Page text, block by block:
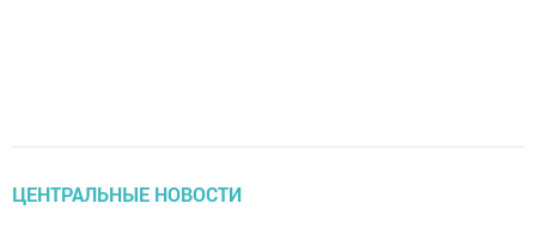
ЦЕНТРАЛЬНЫЕ НОВОСТИ